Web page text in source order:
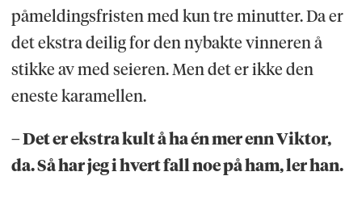
påmeldingsfristen med kun tre minutter. Da er
det ekstra deilig for den nybakte vinneren å
stikke av med seieren. Men det er ikke den
eneste karamellen.
– Det er ekstra kult å ha én mer enn Viktor,
da. Så har jeg i hvert fall noe på ham, ler han.